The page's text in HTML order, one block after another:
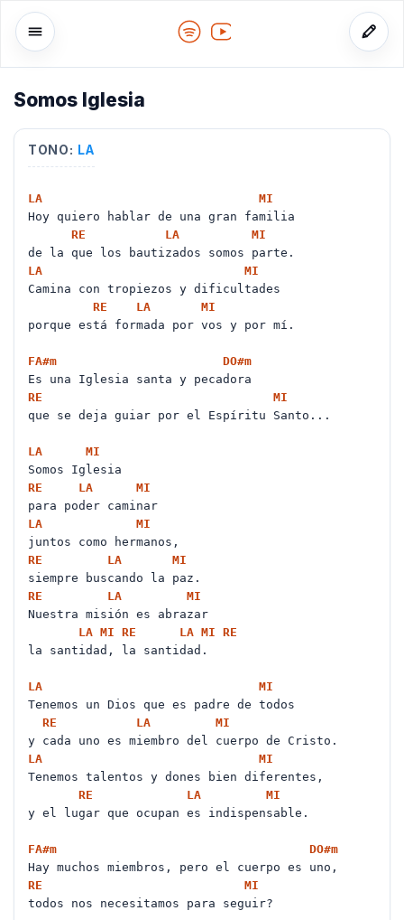
Somos Iglesia
TONO: LA
LA
MI
Hoy quiero hablar de una gran familia
RE
LA
MI
de la que los bautizados somos parte.
LA
MI
Camina con tropiezos y dificultades
RE
LA
MI
porque está formada por vos y por mí.
FA#m DO#m
Es una Iglesia santa y pecadora
RE
MI
que se deja guiar por el Espíritu Santo...
LA
MI
Somos Iglesia
RE
LA
MI
para poder caminar
LA
MI
juntos como hermanos,
RE
LA
MI
siempre buscando la paz.
RE
LA
MI
Nuestra misión es abrazar
LA MI RE LA MI RE
la santidad, la santidad.
LA
MI
Tenemos un Dios que es padre de todos
RE
LA
MI
y cada uno es miembro del cuerpo de Cristo.
LA
MI
Tenemos talentos y dones bien diferentes,
RE
LA
MI
y el lugar que ocupan es indispensable.
FA#m DO#m
Hay muchos miembros, pero el cuerpo es uno,
RE
MI
todos nos necesitamos para seguir?